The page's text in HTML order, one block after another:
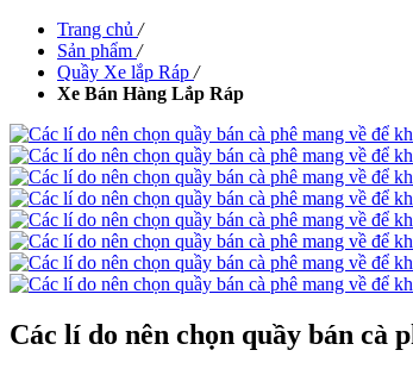
Trang chủ /
Sản phẩm /
Quầy Xe lắp Ráp /
Xe Bán Hàng Lắp Ráp
Các lí do nên chọn quầy bán cà